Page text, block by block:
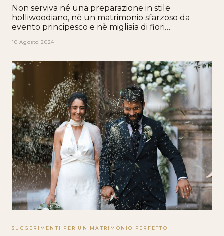
Non serviva né una preparazione in stile
holliwoodiano, nè un matrimonio sfarzoso da
evento principesco e nè migliaia di fiori…
10 Agosto 2024
SUGGERIMENTI PER UN MATRIMONIO PERFETTO